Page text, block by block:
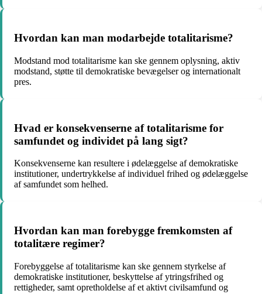
Hvordan kan man modarbejde totalitarisme?
Modstand mod totalitarisme kan ske gennem oplysning, aktiv
modstand, støtte til demokratiske bevægelser og internationalt
pres.
Hvad er konsekvenserne af totalitarisme for
samfundet og individet på lang sigt?
Konsekvenserne kan resultere i ødelæggelse af demokratiske
institutioner, undertrykkelse af individuel frihed og ødelæggelse
af samfundet som helhed.
Hvordan kan man forebygge fremkomsten af
totalitære regimer?
Forebyggelse af totalitarisme kan ske gennem styrkelse af
demokratiske institutioner, beskyttelse af ytringsfrihed og
rettigheder, samt opretholdelse af et aktivt civilsamfund og